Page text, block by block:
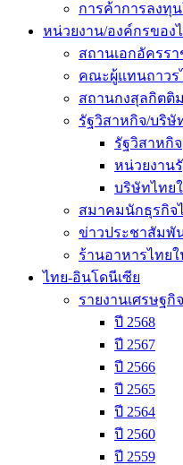
การค้าการลงทุ
หน่วยงาน/องค์กรของ
สถานเอกอัครร
คณะผู้แทนถาวร
สถานกงสุลกิตติ
รัฐวิสาหกิจ/บริษั
รัฐวิสาหกิจ
หน่วยงาน
บริษัทไทย
สมาคมนักธุรกิจ
ข่าวประชาสัมพั
ร้านอาหารไทย
ไทย-อินโดนีเซีย
รายงานเศรษฐกิจ
ปี 2568
ปี 2567
ปี 2566
ปี 2565
ปี 2564
ปี 2560
ปี 2559